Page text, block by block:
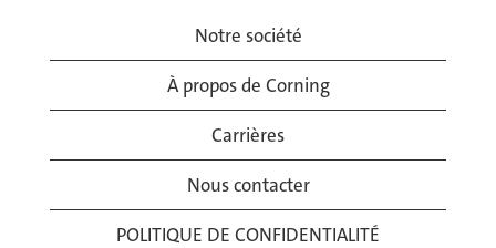
Notre société
À propos de Corning
Carrières
Nous contacter
POLITIQUE DE CONFIDENTIALITÉ